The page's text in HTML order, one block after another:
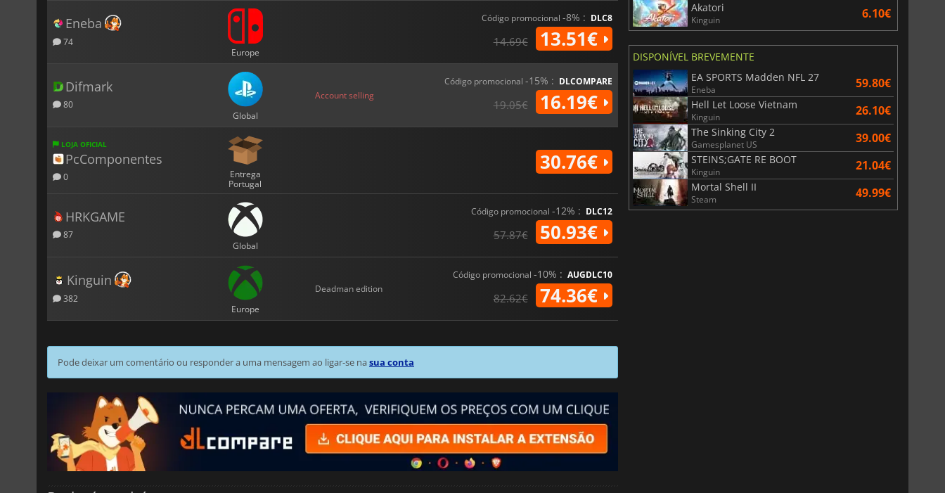
Eneba
74
Europe
Código promocional -8% : DLC8
14.69€ 13.51€
Difmark
80
Global
Account selling
Código promocional -15% : DLCOMPARE
19.05€ 16.19€
LOJA OFICIAL
PcComponentes
0
Entrega
Portugal
30.76€
HRKGAME
87
Global
Código promocional -12% : DLC12
57.87€ 50.93€
Kinguin
382
Europe
Deadman edition
Código promocional -10% : AUGDLC10
82.62€ 74.36€
Pode deixar um comentário ou responder a uma mensagem ao ligar-se nasua conta
Akatori
Kinguin 6.10€
DISPONÍVEL BREVEMENTE
EA SPORTS Madden NFL 27
Eneba 59.80€
Hell Let Loose Vietnam
Kinguin 26.10€
The Sinking City 2
Gamesplanet US 39.00€
STEINS;GATE RE BOOT
Kinguin 21.04€
Mortal Shell II
Steam 49.99€